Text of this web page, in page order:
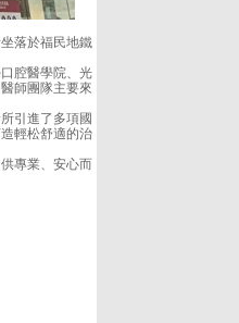
落於福民地鐵
腔醫學院、光
師團隊主要來
引進了多項國
輕松舒適的治
專業、安心而